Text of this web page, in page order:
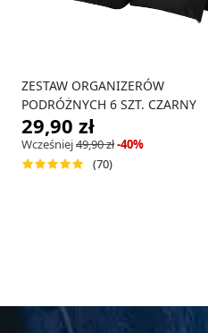
ZESTAW ORGANIZERÓW
PODRÓŻNYCH 6 SZT. CZARNY
29,90 zł
Wcześniej49,90 zł-40%
(70)